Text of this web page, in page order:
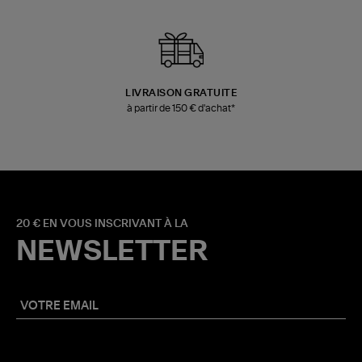
LIVRAISON GRATUITE
à partir de 150 € d'achat*
20 € EN VOUS INSCRIVANT À LA
NEWSLETTER